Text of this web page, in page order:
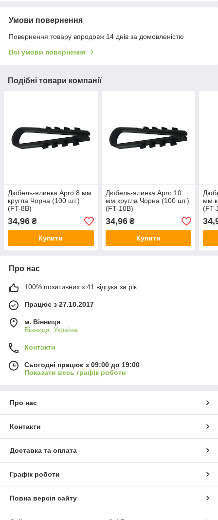
Умови повернення
Повернення товару впродовж 14 днів за домовленістю
Всі умови повернення
Подібні товари компанії
Дюбель-ялинка Apro 8 мм
кругла Чорна (100 шт.)
(FT-8B)
34,96 ₴
Купити
Дюбель-ялинка Apro 10
мм кругла Чорна (100 шт.)
(FT-10B)
34,96₴
Купити
мм
(FT-
Про нас
100% позитивних з 41 відгука за рік
Працює з 27.10.2017
м. Вінниця
Вінниця, Україна
Контакти
Сьогодні працює з 09:00 до 19:00
Показати весь графік роботи
Про нас
Контакти
Доставка та оплата
Графік роботи
Повна версія сайту